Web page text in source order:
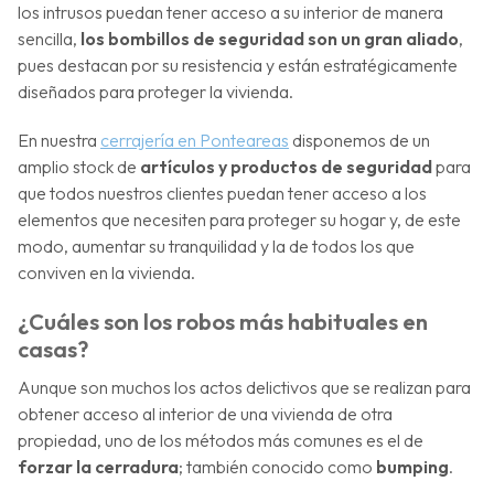
los intrusos puedan tener acceso a su interior de manera
sencilla, los bombillos de seguridad son un gran aliado,
pues destacan por su resistencia y están estratégicamente
diseñados para proteger la vivienda.
En nuestra cerrajería en Ponteareas disponemos de un
amplio stock de artículos y productos de seguridadpara
que todos nuestros clientes puedan tener acceso a los
elementos que necesiten para proteger su hogar y, de este
modo, aumentar su tranquilidad y la de todos los que
conviven en la vivienda.
¿Cuáles son los robos más habituales en
casas?
Aunque son muchos los actos delictivos que se realizan para
obtener acceso al interior de una vivienda de otra
propiedad, uno de los métodos más comunes es el de
forzar la cerradura; también conocido como bumping.